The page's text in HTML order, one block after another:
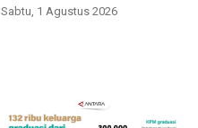
Sabtu, 1 Agustus 2026